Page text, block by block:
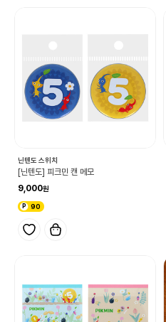
닌텐도 스위치
[닌텐도] 피크민 캔 메모
9,000
90